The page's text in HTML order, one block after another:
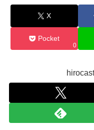
X
Pocket
0